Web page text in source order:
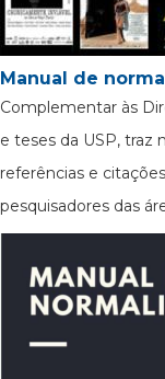
Manual de
Complementar às
e teses da USP, traz
referências e
pesquisadores das